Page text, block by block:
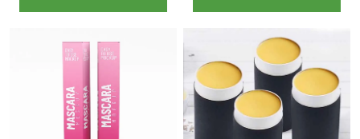
d'emballage
cylindrique écologique